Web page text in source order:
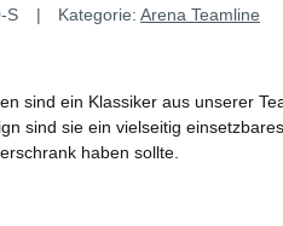
S Kategorie: Arena Teamline
sind ein Klassiker aus unserer
sind sie ein vielseitig
haben sollte.